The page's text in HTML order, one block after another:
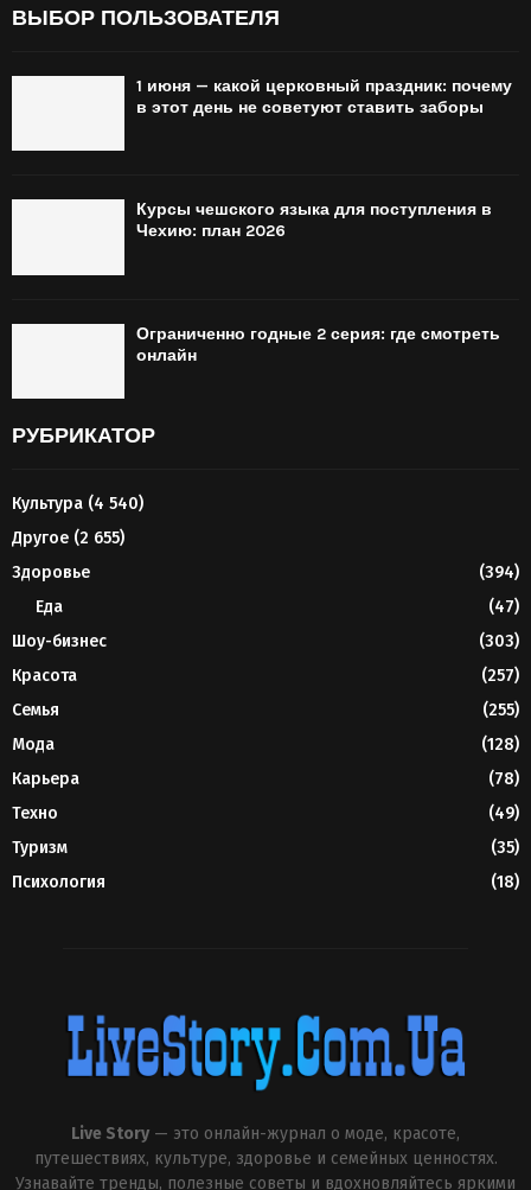
ВЫБОР ПОЛЬЗОВАТЕЛЯ
1 июня — какой церковный праздник: почему
в этот день не советуют ставить заборы
Курсы чешского языка для поступления в
Чехию: план 2026
Ограниченно годные 2 серия: где смотреть
онлайн
РУБРИКАТОР
Культура (4 540)
Другое (2 655)
Здоровье
(394)
Еда
(47)
Шоу-бизнес
(303)
Красота
(257)
Семья
(255)
Мода
(128)
Карьера
(78)
Техно
(49)
Туризм
(35)
Психология
(18)
Live Story — это онлайн-журнал о моде, красоте,
путешествиях, культуре, здоровье и семейных ценностях.
Узнавайте тренды, полезные советы и вдохновляйтесь яркими